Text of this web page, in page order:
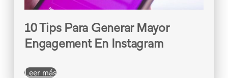
10 Tips Para Generar Mayor
Engagement En Instagram
Leer más